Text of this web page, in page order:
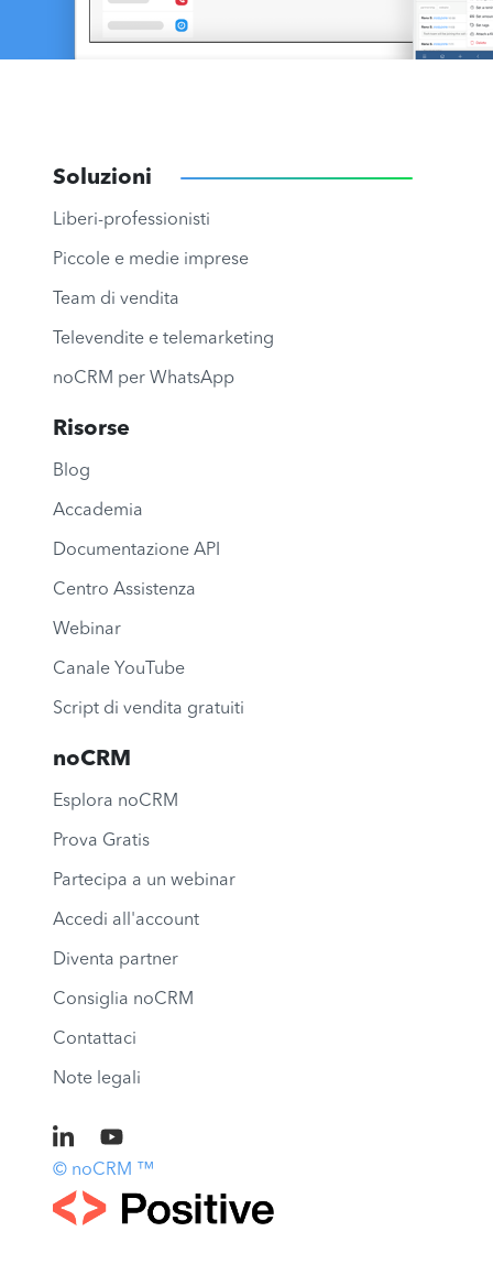
Soluzioni
Liberi-professionisti
Piccole e medie imprese
Team di vendita
Televendite e telemarketing
noCRM per WhatsApp
Risorse
Blog
Accademia
Documentazione API
Centro Assistenza
Webinar
Canale YouTube
Script di vendita gratuiti
noCRM
Esplora noCRM
Prova Gratis
Partecipa a un webinar
Accedi all'account
Diventa partner
Consiglia noCRM
Contattaci
Note legali
© noCRM ™